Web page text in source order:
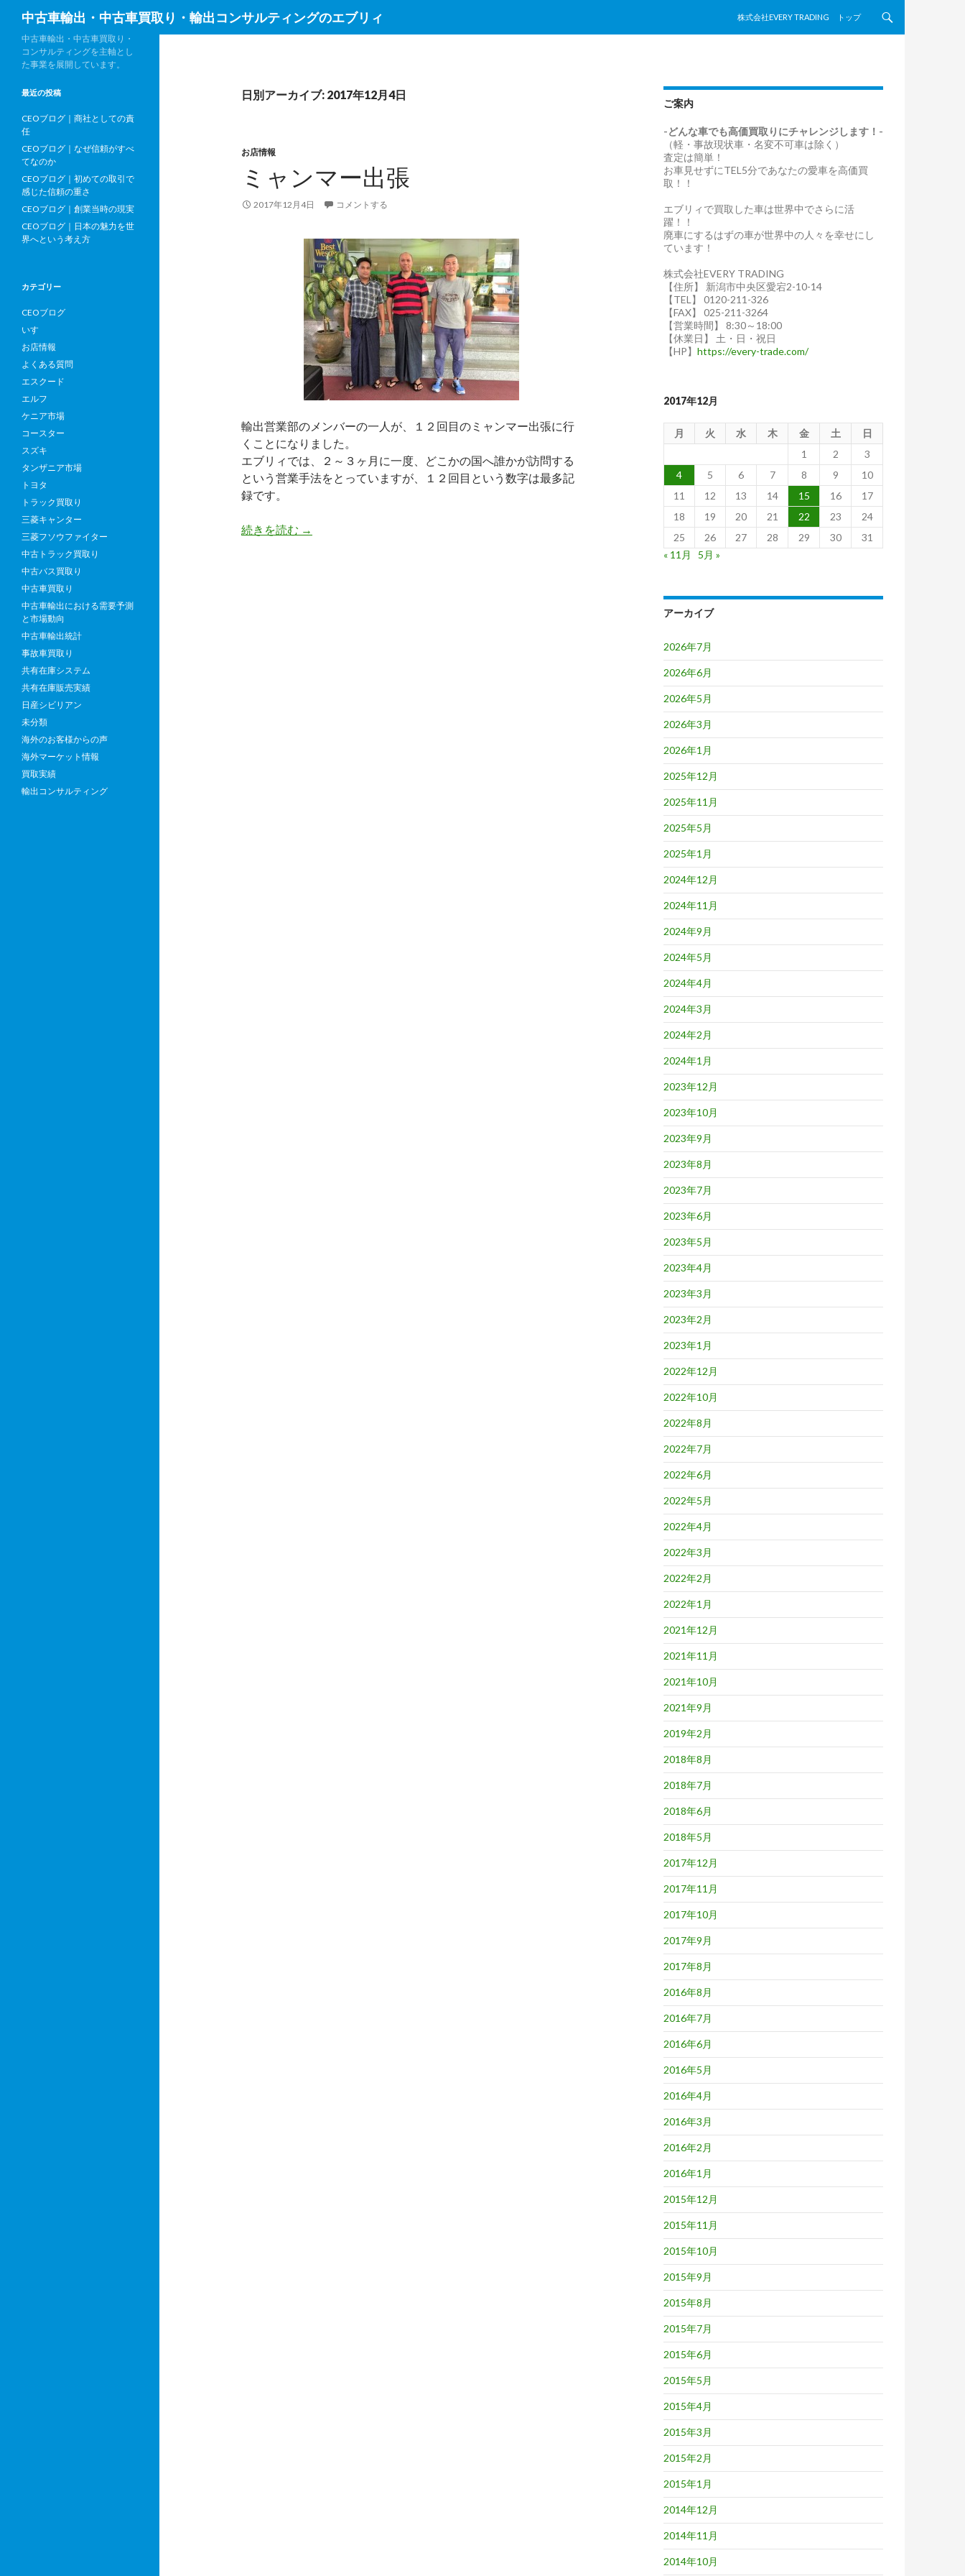
中古車輸出・中古車買取り・輸出コンサルティングのエブリィ
株式会社EVERY TRADING トップ
日別アーカイブ: 2017年12月4日
お店情報
ミャンマー出張
2017年12月4日 コメントする
輸出営業部のメンバーの一人が、１２回目のミャンマー出張に行
くことになりました。
エブリィでは、２～３ヶ月に一度、どこかの国へ誰かが訪問する
という営業手法をとっていますが、１２回目という数字は最多記
録です。
続きを読む ミ
→
ご案内
-どんな車でも高価買取りにチャレンジします！-
（軽・事故現状車・名変不可車は除く）
査定は簡単！
お車見せずにTEL5分であなたの愛車を高価買
取！！
エブリィで買取した車は世界中でさらに活
躍！！
廃車にするはずの車が世界中の人々を幸せにし
ています！
株式会社EVERY TRADING
【住所】 新潟市中央区愛宕2-10-14
【TEL】 0120-211-326
【FAX】 025-211-3264
【営業時間】 8:30～18:00
【休業日】 土・日・祝日
【HP】 https://every-trade.com/
2017年12月
月 火 水 木 金 土
日
1
2
3
4
5 6 7 8 9
10
11
12 13 14 15 16
17
18
19 20 21 22 23
24
25
26 27 28 29 30
31
« 11月
5月 »
アーカイブ
2026年7月
2026年6月
2026年5月
2026年3月
2026年1月
2025年12月
2025年11月
2025年5月
2025年1月
2024年12月
2024年11月
2024年9月
2024年5月
2024年4月
2024年3月
2024年2月
2024年1月
2023年12月
2023年10月
2023年9月
2023年8月
2023年7月
2023年6月
2023年5月
2023年4月
2023年3月
2023年2月
2023年1月
2022年12月
2022年10月
2022年8月
2022年7月
2022年6月
2022年5月
2022年4月
2022年3月
2022年2月
2022年1月
2021年12月
2021年11月
2021年10月
2021年9月
2019年2月
2018年8月
2018年7月
2018年6月
2018年5月
2017年12月
2017年11月
2017年10月
2017年9月
2017年8月
2016年8月
2016年7月
2016年6月
2016年5月
2016年4月
2016年3月
2016年2月
2016年1月
2015年12月
2015年11月
2015年10月
2015年9月
2015年8月
2015年7月
2015年6月
2015年5月
2015年4月
2015年3月
2015年2月
2015年1月
2014年12月
2014年11月
2014年10月
中古車輸出・中古車買取り・
コンサルティングを主軸とし
た事業を展開しています。
最近の投稿
CEOブログ｜商社としての責
任
CEOブログ｜なぜ信頼がすべ
てなのか
CEOブログ｜初めての取引で
感じた信頼の重さ
CEOブログ｜創業当時の現実
CEOブログ｜日本の魅力を世
界へという考え方
カテゴリー
CEOブログ
いすゞ
お店情報
よくある質問
エスクード
エルフ
ケニア市場
コースター
スズキ
タンザニア市場
トヨタ
トラック買取り
三菱キャンター
三菱フソウファイター
中古トラック買取り
中古バス買取り
中古車買取り
中古車輸出における需要予測
と市場動向
中古車輸出統計
事故車買取り
共有在庫システム
共有在庫販売実績
日産シビリアン
未分類
海外のお客様からの声
海外マーケット情報
買取実績
輸出コンサルティング